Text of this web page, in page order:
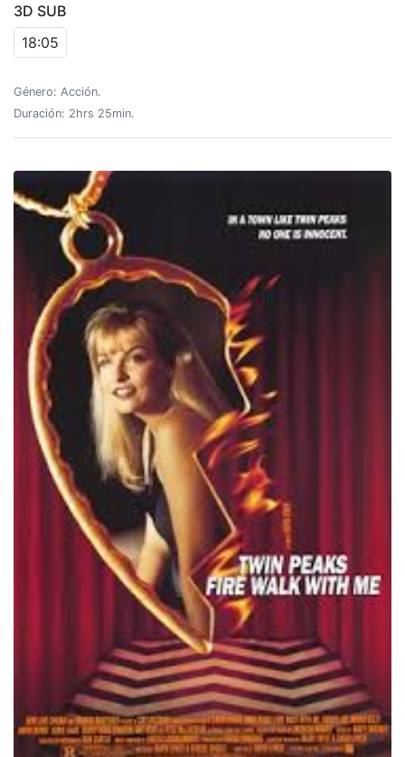
3D SUB
18:05
Género: Acción.
Duración: 2hrs 25min.